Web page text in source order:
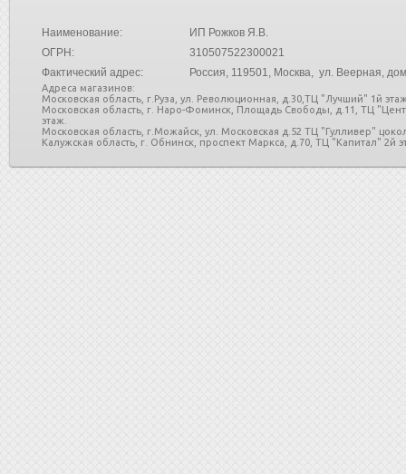
Наименование:
ИП Рожков Я.В.
ОГРН:
310507522300021
Фактический адрес:
Россия, 119501, Москва, ул. Веерная,
Адреса магазинов:
Московская область, г.Руза, ул. Революционная, д.30,ТЦ "Лучший" 1й
Московская область, г. Наро-Фоминск, Площадь Свободы, д.11, ТЦ
этаж.
Московская область, г.Можайск, ул. Московская д.52 ТЦ "Гулливер"
Калужская область, г. Обнинск, проспект Маркса, д.70, ТЦ "Капитал" 2й